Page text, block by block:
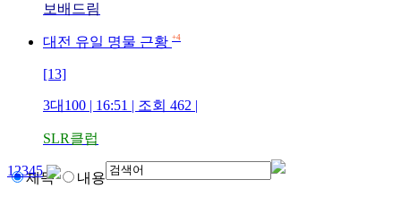
보배드림
대전 유일 명물 근황 +4
[13]
3대100 | 16:51 | 조회 462 |
SLR클럽
12345
제목 내용